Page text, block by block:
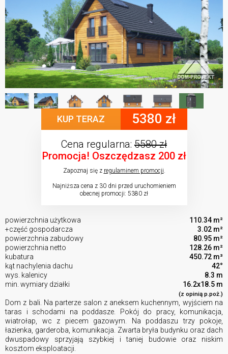
KUP TERAZ 5380 zł
Cena regularna: 5580 zł
Promocja! Oszczędzasz 200 zł
Zapoznaj się z regulaminem promocji
Najniższa cena z 30 dni przed uruchomieniem
obecnej promocji: 5380 zł
powierzchnia użytkowa
110.34 m²
+część gospodarcza
3.02 m²
powierzchnia zabudowy
80.95 m²
powierzchnia netto
128.26 m²
kubatura
450.72 m³
kąt nachylenia dachu
42°
wys. kalenicy
8.3 m
min. wymiary działki
16.2x18.5 m
(z opinią p.poż.)
Dom z bali. Na parterze salon z aneksem kuchennym, wyjściem na
taras i schodami na poddasze. Pokój do pracy, komunikacja,
wiatrołap, wc z piecem gazowym. Na poddaszu trzy pokoje,
łazienka, garderoba, komunikacja. Zwarta bryła budynku oraz dach
dwuspadowy sprzyjają szybkiej i taniej budowie oraz niskim
kosztom eksploatacji.